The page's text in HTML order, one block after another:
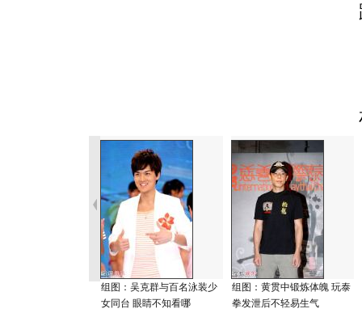
组图：吴克群与百名泳装少
女同台 眼睛不知看哪
组图：黄贯中锻炼体魄 玩泰
拳发泄后不轻易生气